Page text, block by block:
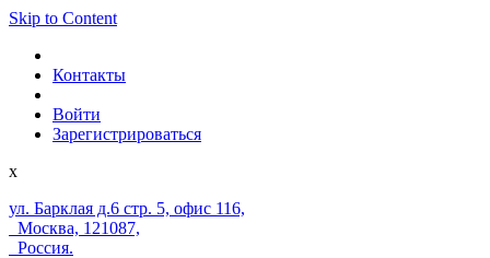
Skip to Content
Контакты
Войти
Зарегистрироваться
x
ул. Барклая д.6 стр. 5, офис 116,
Москва, 121087,
Россия.